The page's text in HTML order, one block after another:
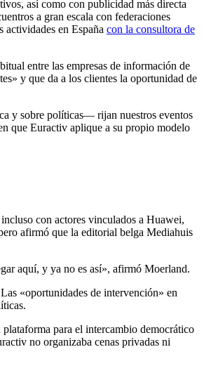
así como con publicidad más directa
a gran escala con federaciones
actividades en España con la consultora de
entre las empresas de información de
y que da a los clientes la oportunidad de
y sobre políticas— rijan nuestros eventos
que Euractiv aplique a su propio modelo
con actores vinculados a Huawei,
afirmó que la editorial belga Mediahuis
aquí, y ya no es así», afirmó Moerland.
«oportunidades de intervención» en
para el intercambio democrático
no organizaba cenas privadas ni